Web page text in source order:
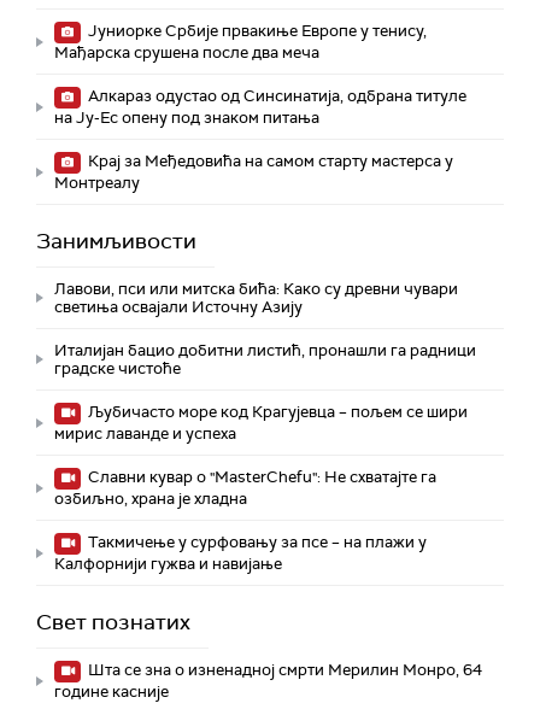
Јуниорке Србије првакиње Европе у тенису,
Мађарска срушена после два меча
Алкараз одустао од Синсинатија, одбрана титуле
на Ју-Ес опену под знаком питања
Крај за Међедовића на самом старту мастерса у
Монтреалу
Занимљивости
Лавови, пси или митска бића: Како су древни чувари
светиња освајали Источну Азију
Италијан бацио добитни листић, пронашли га радници
градске чистоће
Љубичасто море код Крагујевца – пољем се шири
мирис лаванде и успеха
Славни кувар о "MasterChefu": Не схватајте га
озбиљно, храна је хладна
Такмичење у сурфовању за псе – на плажи у
Калфорнији гужва и навијање
Свет познатих
Шта се зна о изненадној смрти Мерилин Монро, 64
године касније